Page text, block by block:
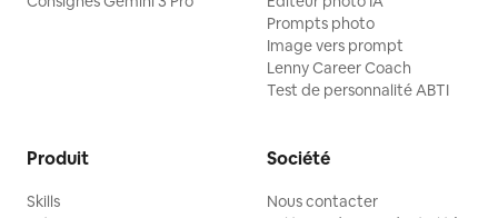
Prompts photo
Image vers prompt
Lenny Career Coach
Test de personnalité ABTI
Produit
Skills
Société
Nous contacter